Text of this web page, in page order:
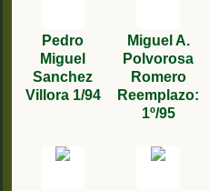
Pedro
Miguel
Sanchez
Villora 1/94
Miguel A.
Polvorosa
Romero
Reemplazo:
1º/95